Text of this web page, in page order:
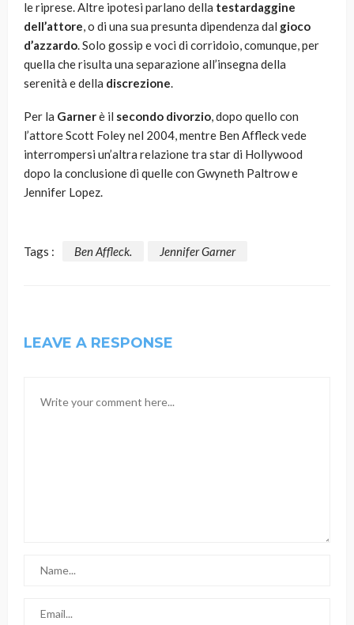
le riprese. Altre ipotesi parlano della testardaggine
dell’attore, o di una sua presunta dipendenza dal gioco
d’azzardo. Solo gossip e voci di corridoio, comunque, per
quella che risulta una separazione all’insegna della
serenità e della discrezione.
Per la Garnerè il secondo divorzio, dopo quello con
l’attore Scott Foley nel 2004, mentre Ben Affleck vede
interrompersi un’altra relazione tra star di Hollywood
dopo la conclusione di quelle con Gwyneth Paltrow e
Jennifer Lopez.
Tags : Ben Affleck. Jennifer Garner
LEAVE A RESPONSE